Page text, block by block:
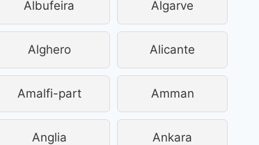
Albufeira Algarve
Alghero Alicante
Amalfi-part Amman
Anglia Ankara